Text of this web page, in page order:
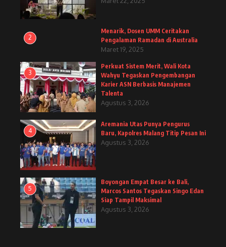
2
Menarik, Dosen UMM Ceritakan
Pengalaman Ramadan di Australia
Maret 19, 2025
3
Perkuat Sistem Merit, Wali Kota
Wahyu Tegaskan Pengembangan
Karier ASN Berbasis Manajemen
Talenta
Agustus 3, 2026
4
Aremania Utas Punya Pengurus
Baru, Kapolres Malang Titip Pesan Ini
Agustus 3, 2026
5
Boyongan Empat Besar ke Bali,
Marcos Santos Tegaskan Singo Edan
Siap Tampil Maksimal
Agustus 3, 2026